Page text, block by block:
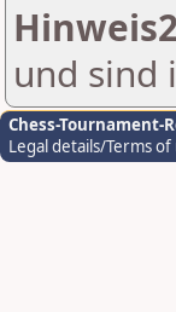
Hinweis2
und sind
Chess-Tournament-
Legal details/Terms of